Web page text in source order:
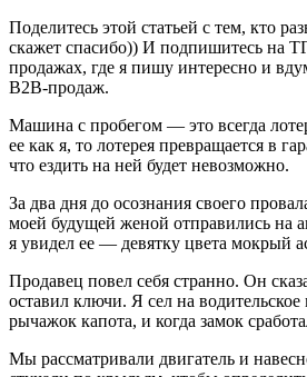
Поделитесь этой статьей с тем, кто
скажет спасибо)) И подпишитесь на
продажах, где я пишу интересно и
B2B-продаж.
Машина с пробегом — это всегда
ее как я, то лотерея превращается в
что ездить на ней будет невозможно.
За два дня до осознания своего
моей будущей женой отправились на
я увидел ее — девятку цвета мокрый
Продавец повел себя странно. Он
оставил ключи. Я сел на водительское
рычажок капота, и когда замок
Мы рассматривали двигатель и